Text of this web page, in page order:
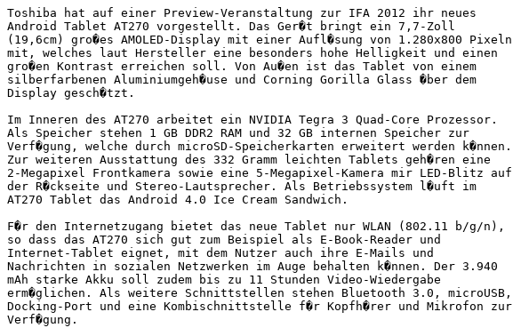
Toshiba hat auf einer Preview-Veranstaltung zur IFA 2012 ihr neues
Android Tablet AT270 vorgestellt. Das Ger�t bringt ein 7,7-Zoll
(19,6cm) gro�es AMOLED-Display mit einer Aufl�sung von 1.280x800 Pixeln
mit, welches laut Hersteller eine besonders hohe Helligkeit und einen
gro�en Kontrast erreichen soll. Von Au�en ist das Tablet von einem
silberfarbenen Aluminiumgeh�use und Corning Gorilla Glass �ber dem
Display gesch�tzt.
Im Inneren des AT270 arbeitet ein NVIDIA Tegra 3 Quad-Core Prozessor.
Als Speicher stehen 1 GB DDR2 RAM und 32 GB internen Speicher zur
Verf�gung, welche durch microSD-Speicherkarten erweitert werden k�nnen.
Zur weiteren Ausstattung des 332 Gramm leichten Tablets geh�ren eine
2-Megapixel Frontkamera sowie eine 5-Megapixel-Kamera mir LED-Blitz auf
der R�ckseite und Stereo-Lautsprecher. Als Betriebssystem l�uft im
AT270 Tablet das Android 4.0 Ice Cream Sandwich.
F�r den Internetzugang bietet das neue Tablet nur WLAN (802.11 b/g/n),
so dass das AT270 sich gut zum Beispiel als E-Book-Reader und
Internet-Tablet eignet, mit dem Nutzer auch ihre E-Mails und
Nachrichten in sozialen Netzwerken im Auge behalten k�nnen. Der 3.940
mAh starke Akku soll zudem bis zu 11 Stunden Video-Wiedergabe
erm�glichen. Als weitere Schnittstellen stehen Bluetooth 3.0, microUSB,
Docking-Port und eine Kombischnittstelle f�r Kopfh�rer und Mikrofon zur
Verf�gung.